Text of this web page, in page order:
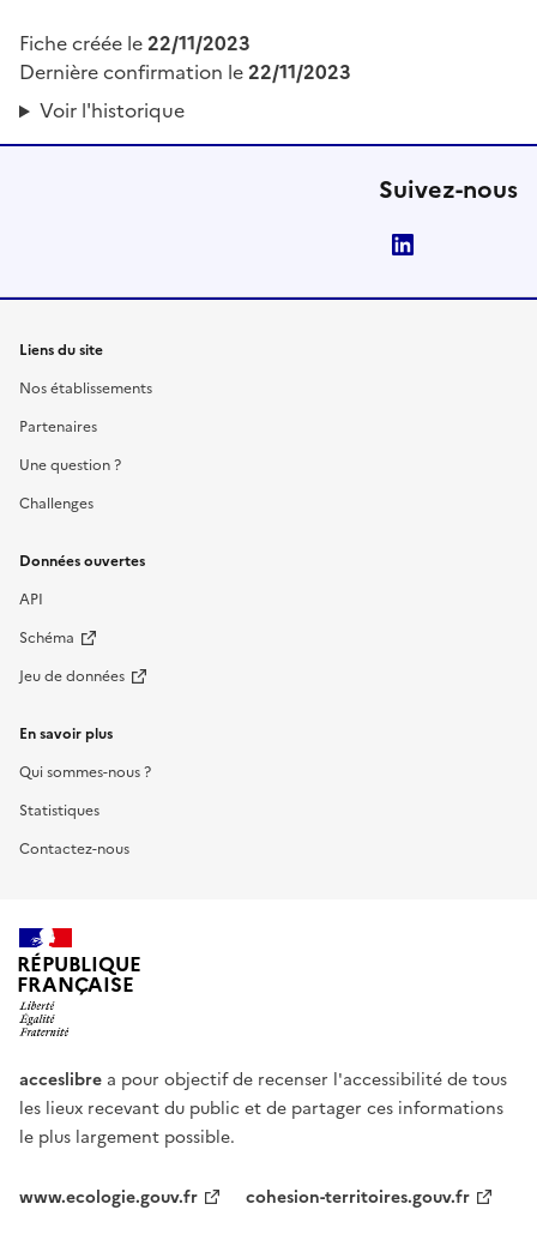
Fiche créée le22/11/2023
Dernière confirmation le22/11/2023
Voir l'historique
Suivez-nous
Liens du site
Nos établissements
Partenaires
Une question ?
Challenges
Données ouvertes
API
Schéma
Jeu de données
En savoir plus
Qui sommes-nous ?
Statistiques
Contactez-nous
RÉPUBLIQUE
FRANÇAISE
acceslibre a pour objectif de recenser l'accessibilité de tous
les lieux recevant du public et de partager ces informations
le plus largement possible.
www.ecologie.gouv.fr
cohesion-territoires.gouv.fr